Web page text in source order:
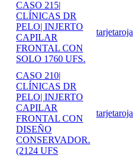
CASO 215|
CLÍNICAS DR
PELO| INJERTO
CAPILAR
FRONTAL CON
SOLO 1760 UFS.
tarjetaroja
CASO 210|
CLÍNICAS DR
PELO| INJERTO
CAPILAR
FRONTAL CON
DISEÑO
CONSERVADOR.
(2124 UFS
tarjetaroja